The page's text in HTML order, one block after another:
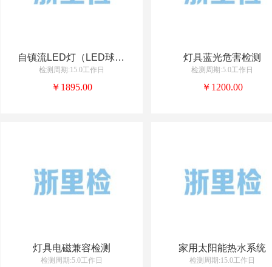
自镇流LED灯（LED球泡灯）检测
检测周期:15.0工作日
￥1895.00
灯具蓝光危害检测
检测周期:5.0工作日
￥1200.00
灯具电磁兼容检测
检测周期:5.0工作日
家用太阳能热水系统
检测周期:15.0工作日